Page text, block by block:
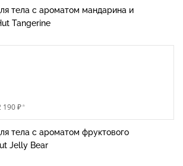
тела с ароматом мандарина и
Tangerine
190 ₽*
тела с ароматом фруктового
Jelly Bear